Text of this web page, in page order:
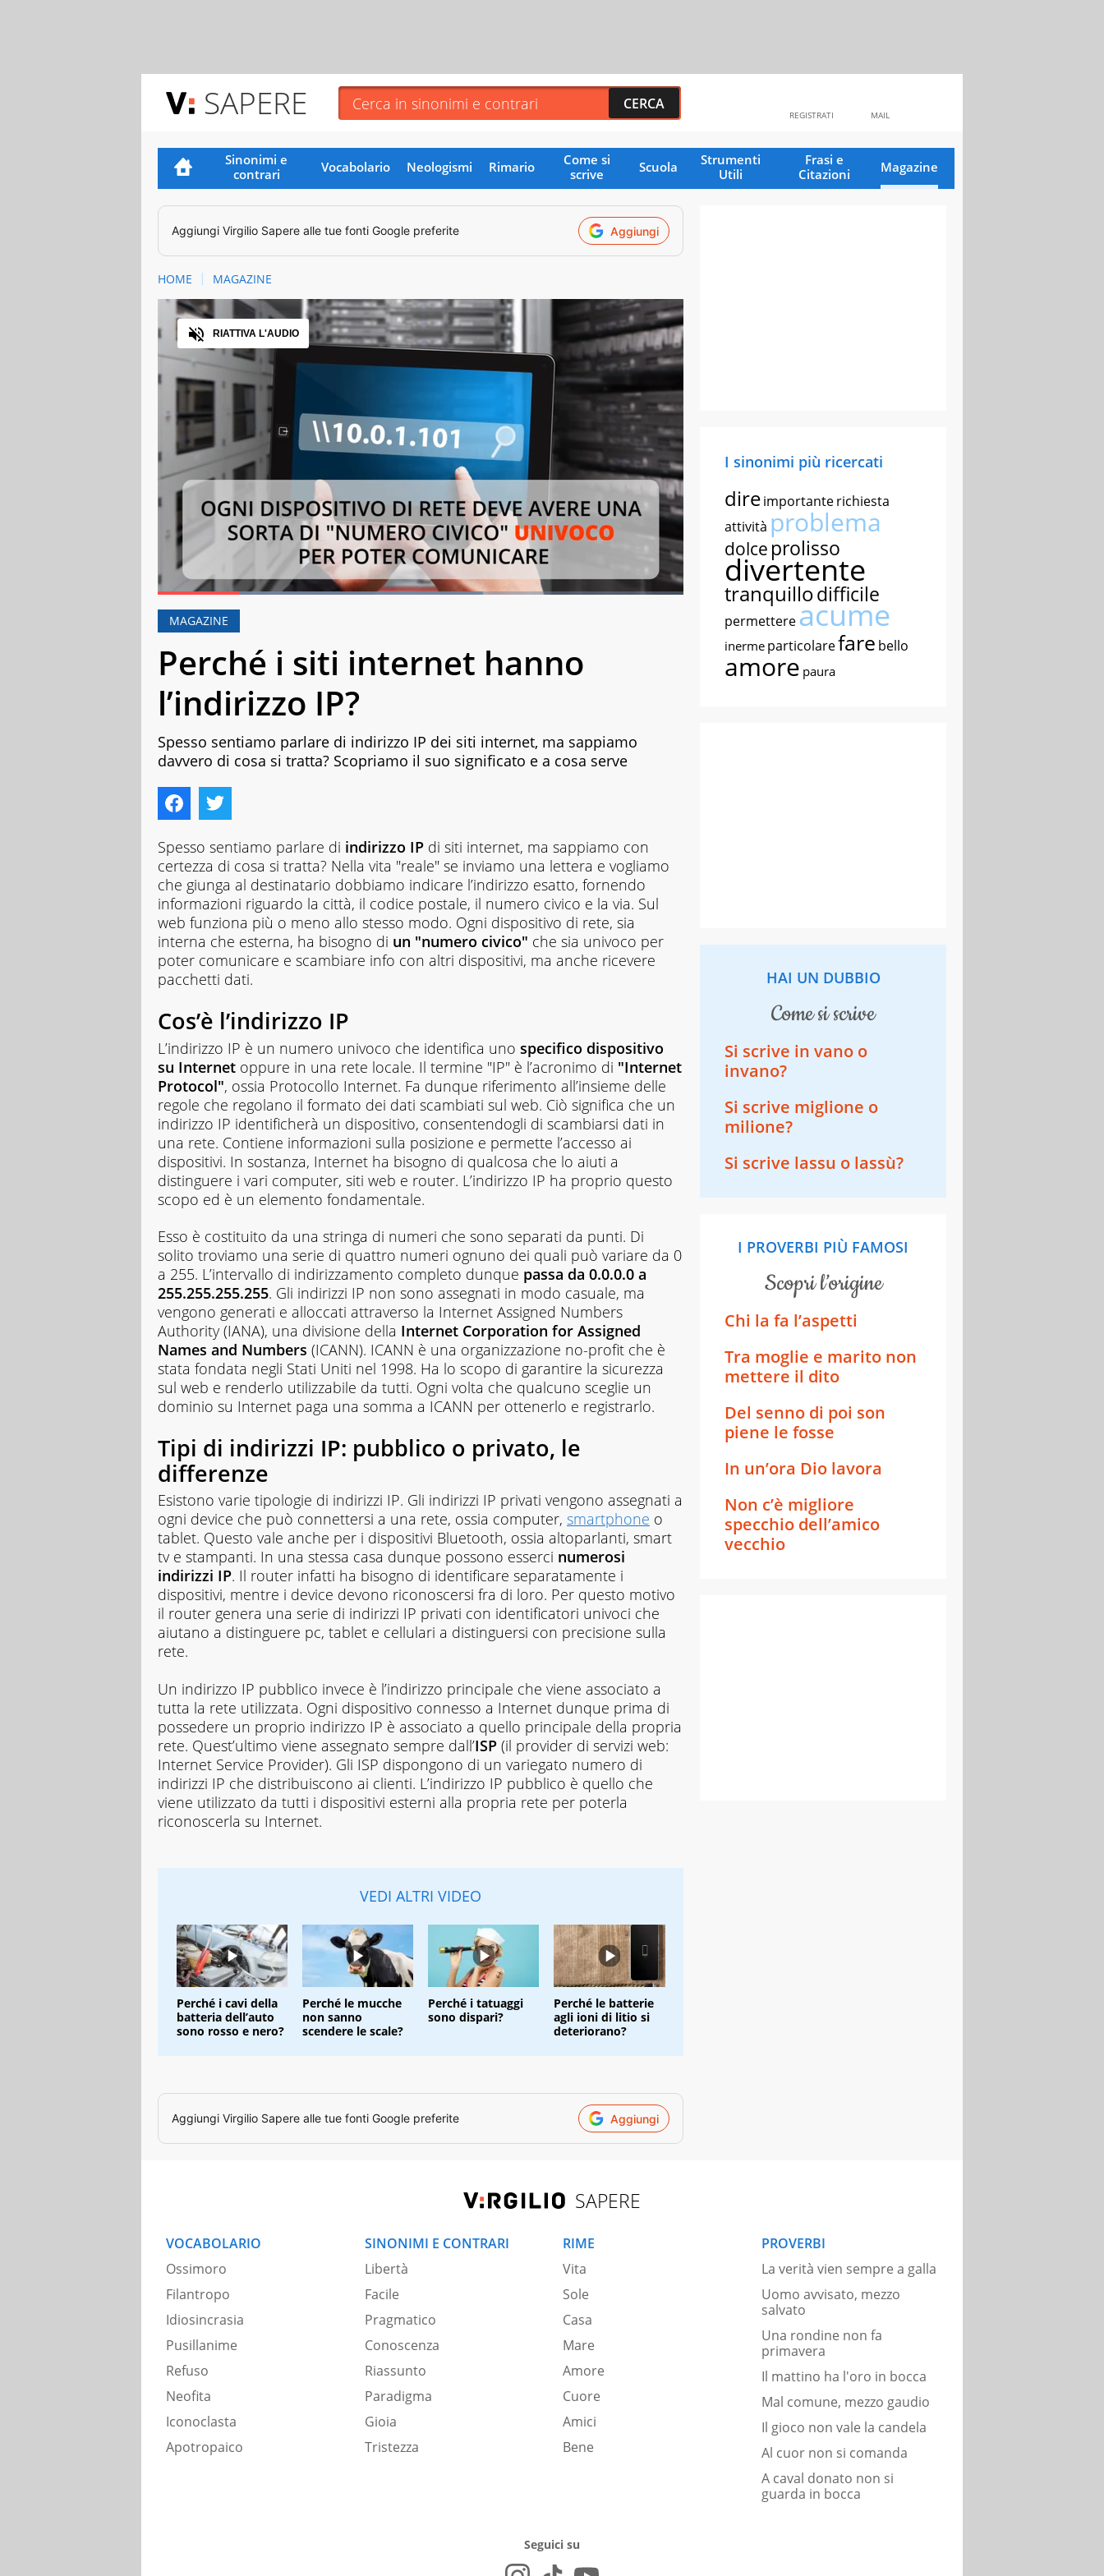
SAPERE MAIL
REGISTRATI
Sinonimi e
contrari
Vocabolario Neologismi Rimario
Come si
scrive
Scuola
Strumenti
Utili
Frasi e
Citazioni
Magazine
Aggiungi Virgilio Sapere alle tue fonti Google preferite Aggiungi
HOME MAGAZINE
PauseUnmuteCurrent Time
0:18
Loaded:61.80%
Audio
RIATTIVA L'AUDIO
MAGAZINE
Perché i siti internet hanno
l’indirizzo IP?
Spesso sentiamo parlare di indirizzo IP dei siti internet, ma sappiamo
davvero di cosa si tratta? Scopriamo il suo significato e a cosa serve
Spesso sentiamo parlare di indirizzo IP di siti internet, ma sappiamo con
certezza di cosa si tratta? Nella vita "reale" se inviamo una lettera e vogliamo
che giunga al destinatario dobbiamo indicare l’indirizzo esatto, fornendo
informazioni riguardo la città, il codice postale, il numero civico e la via. Sul
web funziona più o meno allo stesso modo. Ogni dispositivo di rete, sia
interna che esterna, ha bisogno di un "numero civico" che sia univoco per
poter comunicare e scambiare info con altri dispositivi, ma anche ricevere
pacchetti dati.
Cos’è l’indirizzo IP
L’indirizzo IP è un numero univoco che identifica uno specifico dispositivo
su Internet oppure in una rete locale. Il termine "IP" è l’acronimo di "Internet
Protocol", ossia Protocollo Internet. Fa dunque riferimento all’insieme delle
regole che regolano il formato dei dati scambiati sul web. Ciò significa che un
indirizzo IP identificherà un dispositivo, consentendogli di scambiarsi dati in
una rete. Contiene informazioni sulla posizione e permette l’accesso ai
dispositivi. In sostanza, Internet ha bisogno di qualcosa che lo aiuti a
distinguere i vari computer, siti web e router. L’indirizzo IP ha proprio questo
scopo ed è un elemento fondamentale.
Esso è costituito da una stringa di numeri che sono separati da punti. Di
solito troviamo una serie di quattro numeri ognuno dei quali può variare da 0
a 255. L’intervallo di indirizzamento completo dunque passa da 0.0.0.0 a
255.255.255.255. Gli indirizzi IP non sono assegnati in modo casuale, ma
vengono generati e alloccati attraverso la Internet Assigned Numbers
Authority (IANA), una divisione della Internet Corporation for Assigned
Names and Numbers (ICANN). ICANN è una organizzazione no-profit che è
stata fondata negli Stati Uniti nel 1998. Ha lo scopo di garantire la sicurezza
sul web e renderlo utilizzabile da tutti. Ogni volta che qualcuno sceglie un
dominio su Internet paga una somma a ICANN per ottenerlo e registrarlo.
Tipi di indirizzi IP: pubblico o privato, le
differenze
Esistono varie tipologie di indirizzi IP. Gli indirizzi IP privati vengono assegnati a
ogni device che può connettersi a una rete, ossia computer, smartphone o
tablet. Questo vale anche per i dispositivi Bluetooth, ossia altoparlanti, smart
tv e stampanti. In una stessa casa dunque possono esserci numerosi
indirizzi IP. Il router infatti ha bisogno di identificare separatamente i
dispositivi, mentre i device devono riconoscersi fra di loro. Per questo motivo
il router genera una serie di indirizzi IP privati con identificatori univoci che
aiutano a distinguere pc, tablet e cellulari a distinguersi con precisione sulla
rete.
Un indirizzo IP pubblico invece è l’indirizzo principale che viene associato a
tutta la rete utilizzata. Ogni dispositivo connesso a Internet dunque prima di
possedere un proprio indirizzo IP è associato a quello principale della propria
rete. Quest’ultimo viene assegnato sempre dall’ISP (il provider di servizi web:
Internet Service Provider). Gli ISP dispongono di un variegato numero di
indirizzi IP che distribuiscono ai clienti. L’indirizzo IP pubblico è quello che
viene utilizzato da tutti i dispositivi esterni alla propria rete per poterla
riconoscerla su Internet.
VEDI ALTRI VIDEO
Perché i cavi della
batteria dell’auto
sono rosso e nero?
Perché le mucche
non sanno
scendere le scale?
Perché i tatuaggi
sono dispari?
Perché le batterie
agli ioni di litio si
deteriorano?
Aggiungi Virgilio Sapere alle tue fonti Google preferite Aggiungi
I sinonimi più ricercati
direimportanterichiesta
attività problema
dolce prolisso
divertente
tranquillodifficile
permettereacume
inerme particolarefare bello
amore paura
HAI UN DUBBIO
come si scrive
Si scrive in vano o
invano?
Si scrive miglione o
milione?
Si scrive lassu o lassù?
I PROVERBI PIÙ FAMOSI
scopri l’origine
Chi la fa l’aspetti
Tra moglie e marito non
mettere il dito
Del senno di poi son
piene le fosse
In un’ora Dio lavora
Non c’è migliore
specchio dell’amico
vecchio
SAPERE
VOCABOLARIO
Ossimoro
Filantropo
Idiosincrasia
Pusillanime
Refuso
Neofita
Iconoclasta
Apotropaico
SINONIMI E CONTRARI
Libertà
Facile
Pragmatico
Conoscenza
Riassunto
Paradigma
Gioia
Tristezza
RIME
Vita
Sole
Casa
Mare
Amore
Cuore
Amici
Bene
PROVERBI
La verità vien sempre a galla
Uomo avvisato, mezzo
salvato
Una rondine non fa
primavera
Il mattino ha l'oro in bocca
Mal comune, mezzo gaudio
Il gioco non vale la candela
Al cuor non si comanda
A caval donato non si
guarda in bocca
Seguici su